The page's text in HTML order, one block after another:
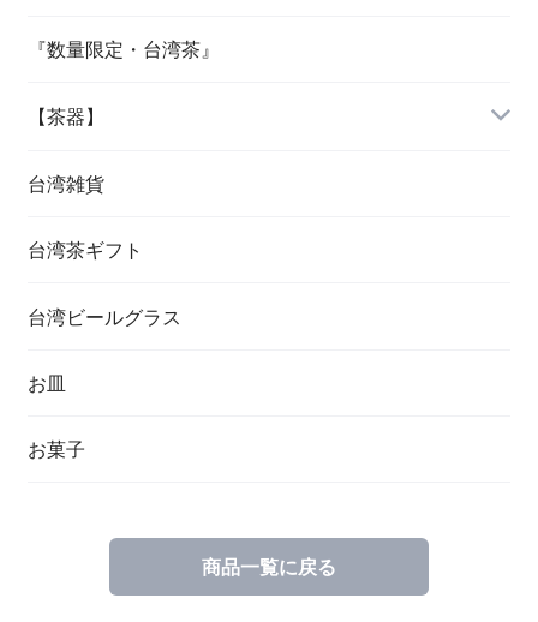
『数量限定・台湾茶』
【茶器】
台湾雑貨
台湾茶ギフト
台湾ビールグラス
お皿
お菓子
商品一覧に戻る